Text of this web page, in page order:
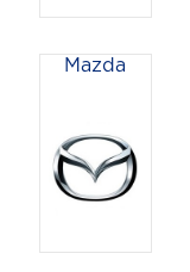
Mazda